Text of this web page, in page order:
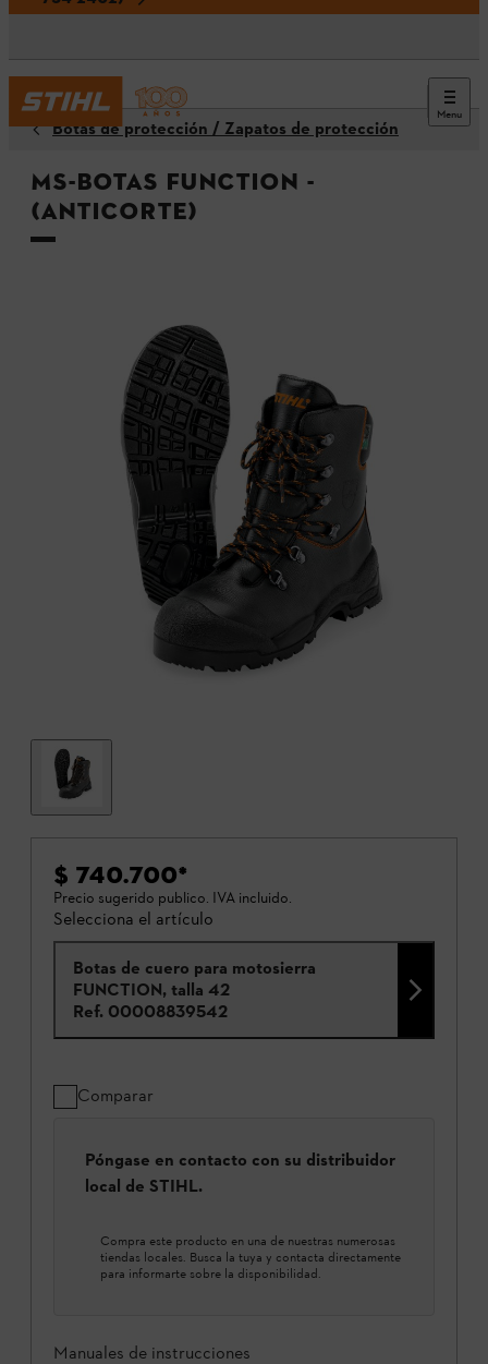
Menu
Botas de protección / Zapatos de protección
MS-Botas Function -
(Anticorte)
$ 740.700*
Precio sugerido publico. IVA incluido.
Selecciona el artículo
Botas de cuero para motosierra
FUNCTION, talla 42
Ref. 00008839542
Comparar
Póngase en contacto con su distribuidor
local de STIHL.
Compra este producto en una de nuestras numerosas
tiendas locales. Busca la tuya y contacta directamente
para informarte sobre la disponibilidad.
Manuales de instrucciones